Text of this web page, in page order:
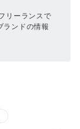
リーランスで
ランドの情報